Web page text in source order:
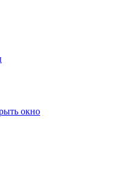
окно